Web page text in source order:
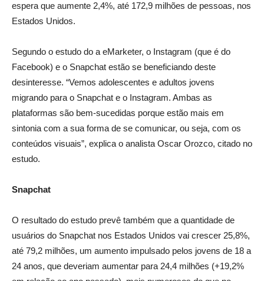
espera que aumente 2,4%, até 172,9 milhões de pessoas, nos
Estados Unidos.
Segundo o estudo do a eMarketer, o Instagram (que é do
Facebook) e o Snapchat estão se beneficiando deste
desinteresse. “Vemos adolescentes e adultos jovens
migrando para o Snapchat e o Instagram. Ambas as
plataformas são bem-sucedidas porque estão mais em
sintonia com a sua forma de se comunicar, ou seja, com os
conteúdos visuais”, explica o analista Oscar Orozco, citado no
estudo.
Snapchat
O resultado do estudo prevê também que a quantidade de
usuários do Snapchat nos Estados Unidos vai crescer 25,8%,
até 79,2 milhões, um aumento impulsado pelos jovens de 18 a
24 anos, que deveriam aumentar para 24,4 milhões (+19,2%